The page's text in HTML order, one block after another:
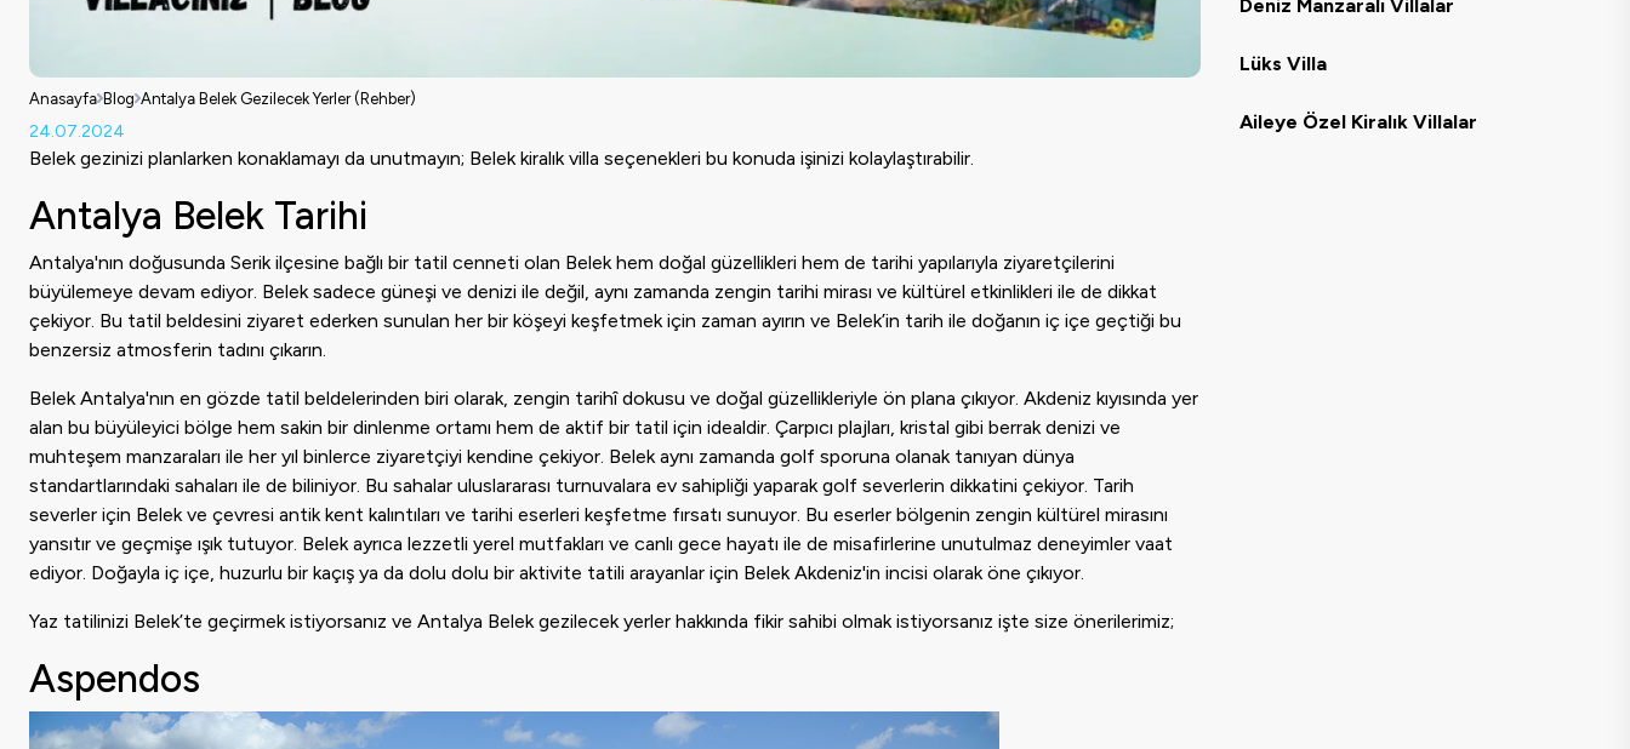
Anasayfa Blog Antalya Belek Gezilecek Yerler (Rehber)
24.07.2024
Belek gezinizi planlarken konaklamayı da unutmayın; Belek kiralık villa seçenekleri bu konuda işinizi kolaylaştırabilir.
Antalya Belek Tarihi
Antalya'nın doğusunda Serik ilçesine bağlı bir tatil cenneti olan Belek hem doğal güzellikleri hem de tarihi yapılarıyla ziyaretçilerini
büyülemeye devam ediyor. Belek sadece güneşi ve denizi ile değil, aynı zamanda zengin tarihi mirası ve kültürel etkinlikleri ile de dikkat
çekiyor. Bu tatil beldesini ziyaret ederken sunulan her bir köşeyi keşfetmek için zaman ayırın ve Belek’in tarih ile doğanın iç içe geçtiği bu
benzersiz atmosferin tadını çıkarın.
Belek Antalya'nın en gözde tatil beldelerinden biri olarak, zengin tarihî dokusu ve doğal güzellikleriyle ön plana çıkıyor. Akdeniz kıyısında yer
alan bu büyüleyici bölge hem sakin bir dinlenme ortamı hem de aktif bir tatil için idealdir. Çarpıcı plajları, kristal gibi berrak denizi ve
muhteşem manzaraları ile her yıl binlerce ziyaretçiyi kendine çekiyor. Belek aynı zamanda golf sporuna olanak tanıyan dünya
standartlarındaki sahaları ile de biliniyor. Bu sahalar uluslararası turnuvalara ev sahipliği yaparak golf severlerin dikkatini çekiyor. Tarih
severler için Belek ve çevresi antik kent kalıntıları ve tarihi eserleri keşfetme fırsatı sunuyor. Bu eserler bölgenin zengin kültürel mirasını
yansıtır ve geçmişe ışık tutuyor. Belek ayrıca lezzetli yerel mutfakları ve canlı gece hayatı ile de misafirlerine unutulmaz deneyimler vaat
ediyor. Doğayla iç içe, huzurlu bir kaçış ya da dolu dolu bir aktivite tatili arayanlar için Belek Akdeniz'in incisi olarak öne çıkıyor.
Yaz tatilinizi Belek’te geçirmek istiyorsanız ve Antalya Belek gezilecek yerler hakkında fikir sahibi olmak istiyorsanız işte size önerilerimiz;
Aspendos
Deniz Manzaralı Villalar
Lüks Villa
Aileye Özel Kiralık Villalar